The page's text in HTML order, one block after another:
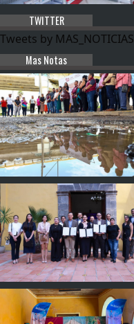
TWITTER
Tweets by MAS_NOTICIAS
Mas Notas